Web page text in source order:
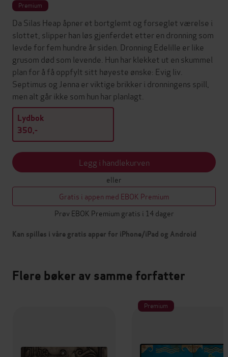
Premium
Da Silas Heap åpner et bortglemt og forseglet værelse i
slottet, slipper han løs gjenferdet etter en dronning som
levde for fem hundre år siden. Dronning Edelille er like
grusom død som levende. Hun har klekket ut en skummel
plan for å få oppfylt sitt høyeste ønske: Evig liv.
Septimus og Jenna er viktige brikker i dronningens spill,
men alt går ikke som hun har planlagt.
Lydbok
350,-
Legg i handlekurven
eller
Gratis i appen med EBOK Premium
Prøv EBOK Premium gratis i 14 dager
Kan spilles i våre gratis apper for iPhone/iPad og Android
Flere bøker av samme forfatter
Premium